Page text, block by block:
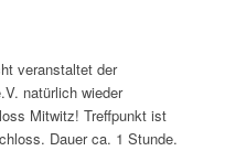
veranstaltet der
natürlich wieder
Mitwitz! Treffpunkt ist
Dauer ca. 1 Stunde.